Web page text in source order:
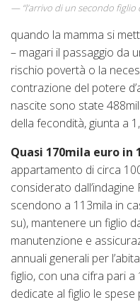
“l’arrivo di un secondo
quando la mamma si
– magari il passaggio da
rischio povertà o la
contrazione del potere
nascite sono state
della fecondità, giunta a
Quasi 170mila euro in
appartamento di circa
considerato
scendono a 113mila in
su), mantenere un figlio
manutenzione e
annuali generali per
figlio, con una cifra pari
dedicate al figlio le spese